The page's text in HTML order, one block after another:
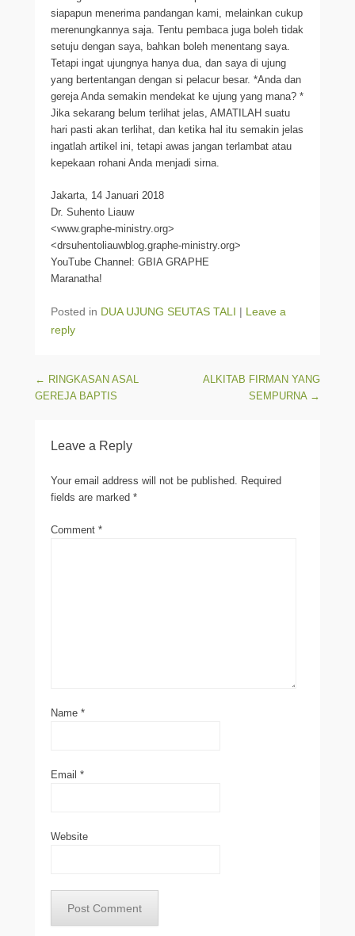
siapapun menerima pandangan kami, melainkan cukup
merenungkannya saja. Tentu pembaca juga boleh tidak
setuju dengan saya, bahkan boleh menentang saya.
Tetapi ingat ujungnya hanya dua, dan saya di ujung
yang bertentangan dengan si pelacur besar. *Anda dan
gereja Anda semakin mendekat ke ujung yang mana? *
Jika sekarang belum terlihat jelas, AMATILAH suatu
hari pasti akan terlihat, dan ketika hal itu semakin jelas
ingatlah artikel ini, tetapi awas jangan terlambat atau
kepekaan rohani Anda menjadi sirna.
Jakarta, 14 Januari 2018
Dr. Suhento Liauw
<www.graphe-ministry.org>
<drsuhentoliauwblog.graphe-ministry.org>
YouTube Channel: GBIA GRAPHE
Maranatha!
Posted in DUA UJUNG SEUTAS TALI | Leave a
reply
Post navigation
← RINGKASAN ASAL
GEREJA BAPTIS
ALKITAB FIRMAN YANG
SEMPURNA →
Leave a Reply
Your email address will not be published. Required
fields are marked *
Comment *
Name *
Email *
Website